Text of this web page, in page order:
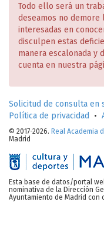
Todo ello será un
deseamos no demore
interesadas en
disculpen estas
manera escalonada y
cuenta en nuestra
Solicitud de consulta en
Política de privacidad
•
© 2017-2026. Real Academia
Madrid
Esta base de datos/portal
nominativa de la Dirección
Ayuntamiento de Madrid con